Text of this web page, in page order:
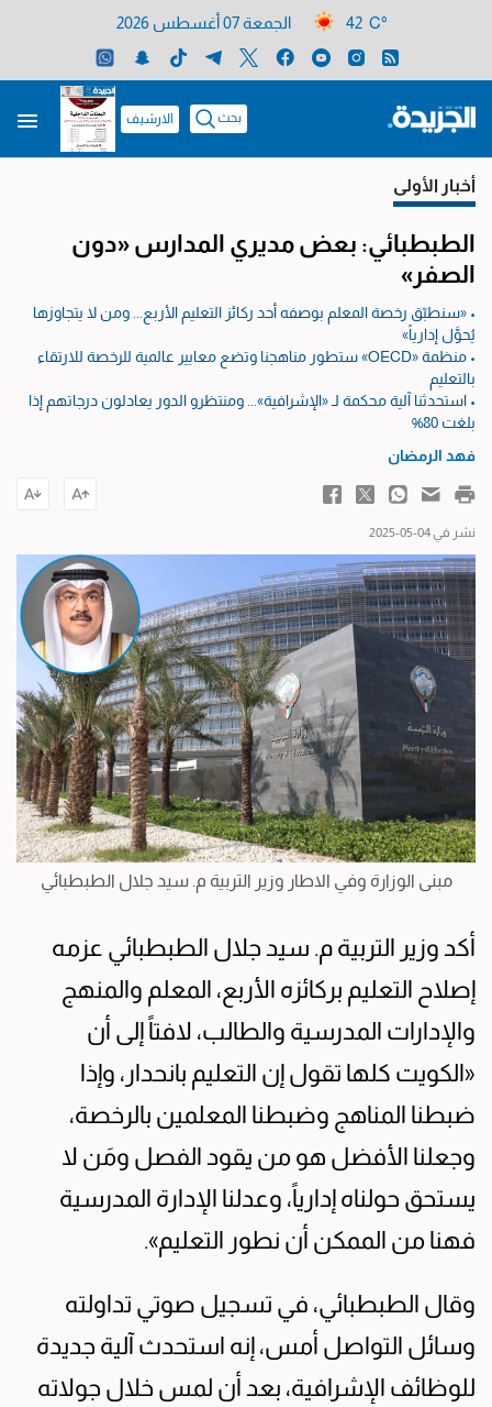
42 C° الجمعة 07 أغسطس 2026
بحث الارشيف
أخبار الأولى
الطبطبائي: بعض مديري المدارس «دون
الصفر»
• «سنطبّق رخصة المعلم بوصفه أحد ركائز التعليم الأربع... ومن لا يتجاوزها
يُحوَّل إدارياً»
• منظمة «OECD» ستطور مناهجنا وتضع معايير عالمية للرخصة للارتقاء
بالتعليم
• استحدثنا آلية محكمة لـ «الإشرافية»... ومنتظرو الدور يعادلون درجاتهم إذا
بلغت 80%
فهد الرمضان
نشر في 04-05-2025
مبنى الوزارة وفي الاطار وزير التربية م. سيد جلال الطبطبائي
أكد وزير التربية م. سيد جلال الطبطبائي عزمه
إصلاح التعليم بركائزه الأربع، المعلم والمنهج
والإدارات المدرسية والطالب، لافتاً إلى أن
«الكويت كلها تقول إن التعليم بانحدار، وإذا
ضبطنا المناهج وضبطنا المعلمين بالرخصة،
وجعلنا الأفضل هو من يقود الفصل ومَن لا
يستحق حولناه إدارياً، وعدلنا الإدارة المدرسية
فهنا من الممكن أن نطور التعليم».
وقال الطبطبائي، في تسجيل صوتي تداولته
وسائل التواصل أمس، إنه استحدث آلية جديدة
للوظائف الإشرافية، بعد أن لمس خلال جولاته